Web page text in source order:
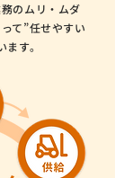
のムリ・ムダ
て”任せやすい
す。